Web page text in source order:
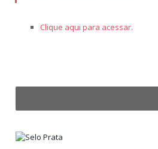
Clique aqui para acessar.